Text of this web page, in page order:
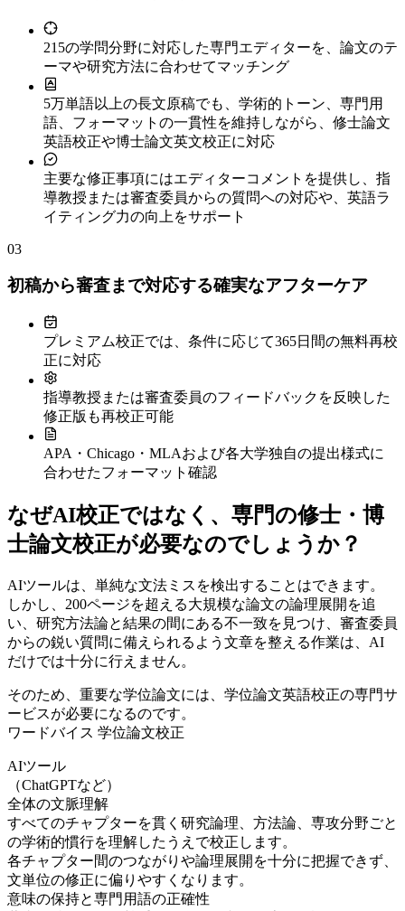
215の学問分野に対応した専門エディターを、論文のテ
ーマや研究方法に合わせてマッチング
5万単語以上の長文原稿でも、学術的トーン、専門用
語、フォーマットの一貫性を維持しながら、修士論文
英語校正や博士論文英文校正に対応
主要な修正事項にはエディターコメントを提供し、指
導教授または審査委員からの質問への対応や、英語ラ
イティング力の向上をサポート
03
初稿から審査まで対応する確実なアフターケア
プレミアム校正では、条件に応じて365日間の無料再校
正に対応
指導教授または審査委員のフィードバックを反映した
修正版も再校正可能
APA・Chicago・MLAおよび各大学独自の提出様式に
合わせたフォーマット確認
なぜAI校正ではなく、専門の修士・博
士論文校正が必要なのでしょうか？
AIツールは、単純な文法ミスを検出することはできます。
しかし、200ページを超える大規模な論文の論理展開を追
い、研究方法論と結果の間にある不一致を見つけ、審査委員
からの鋭い質問に備えられるよう文章を整える作業は、AI
だけでは十分に行えません。
そのため、重要な学位論文には、学位論文英語校正の専門サ
ービスが必要になるのです。
ワードバイス 学位論文校正
AIツール
（ChatGPTなど）
全体の文脈理解
すべてのチャプターを貫く研究論理、方法論、専攻分野ごと
の学術的慣行を理解したうえで校正します。
各チャプター間のつながりや論理展開を十分に把握できず、
文単位の修正に偏りやすくなります。
意味の保持と専門用語の正確性